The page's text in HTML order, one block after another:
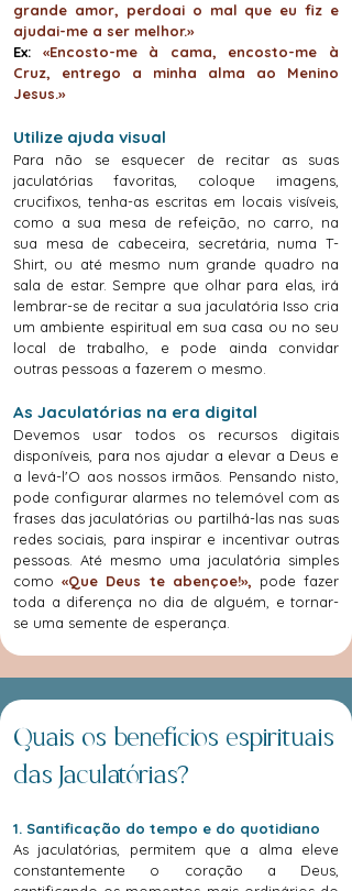
grande amor, perdoai o mal que eu fiz e
ajudai-me a ser melhor.»
Ex: «Encosto-me à cama, encosto-me à
Cruz, entrego a minha alma ao Menino
Jesus.»
Utilize ajuda visual
Para não se esquecer de recitar as suas
jaculatórias favoritas, coloque imagens,
crucifixos, tenha-as escritas em locais visíveis,
como a sua mesa de refeição, no carro, na
sua mesa de cabeceira, secretária, numa T-
Shirt, ou até mesmo num grande quadro na
sala de estar. Sempre que olhar para elas, irá
lembrar-se de recitar a sua jaculatória Isso cria
um ambiente espiritual em sua casa ou no seu
local de trabalho, e pode ainda convidar
outras pessoas a fazerem o mesmo.
As Jaculatórias na era digital
Devemos usar todos os recursos digitais
disponíveis, para nos ajudar a elevar a Deus e
a levá-l'O aos nossos irmãos. Pensando nisto,
pode configurar alarmes no telemóvel com as
frases das jaculatórias ou partilhá-las nas suas
redes sociais, para inspirar e incentivar outras
pessoas. Até mesmo uma jaculatória simples
como«Que Deus te abençoe!», pode fazer
toda a diferença no dia de alguém, e tornar-
se uma semente de esperança.
Quais os benefícios espirituais
das Jaculatórias?
1. Santificação do tempo e do quotidiano
As jaculatórias, permitem que a alma eleve
constantemente o coração a Deus,